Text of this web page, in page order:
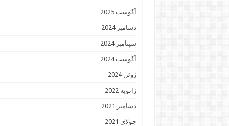
آگوست 2025
دسامبر 2024
سپتامبر 2024
آگوست 2024
ژوئن 2024
ژانویه 2022
دسامبر 2021
جولای 2021